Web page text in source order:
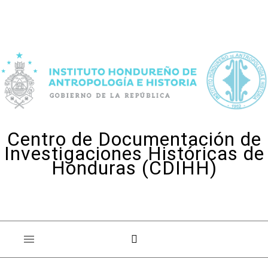
Centro de Documentación de
Investigaciones Históricas de
Honduras (CDIHH)